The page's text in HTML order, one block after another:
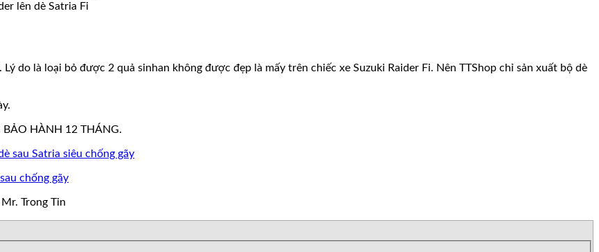
lên dè Satria Fi
do là loại bỏ được 2 quả sinhan không được đẹp là mấy trên chiếc xe Suzuki Raider Fi. Nên TTShop chỉ sản xuất bộ dè
BẢO HÀNH 12 THÁNG.
sau Satria siêu chống gãy
chống gãy
Trong Tin